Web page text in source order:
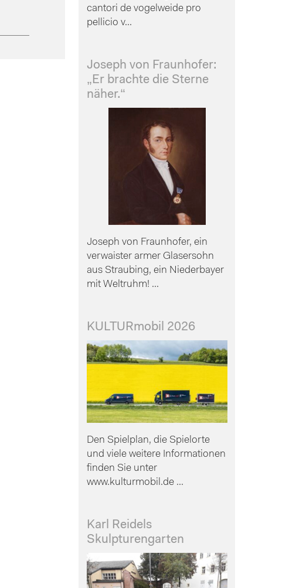
cantori de vogelweide pro
pellicio v...
Joseph von Fraunhofer:
„Er brachte die Sterne
näher.“
Joseph von Fraunhofer, ein
verwaister armer Glasersohn
aus Straubing, ein Niederbayer
mit Weltruhm! ...
KULTURmobil 2026
Den Spielplan, die Spielorte
und viele weitere Informationen
finden Sie unter
www.kulturmobil.de ...
Karl Reidels
Skulpturengarten